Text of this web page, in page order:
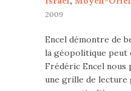
2009
Encel démontre de
la géopolitique peut
Frédéric Encel nous
une grille de lecture